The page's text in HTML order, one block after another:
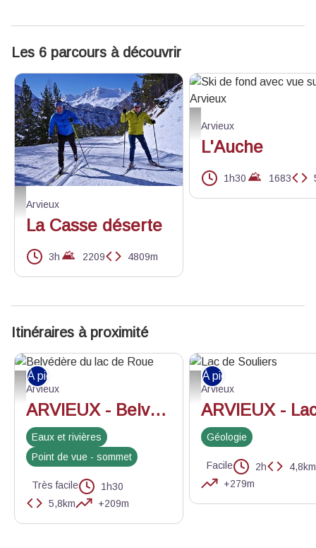
Les 6 parcours à découvrir
Alternatif ou skating ? - ©Norman Lancelot
Arvieux
La Casse déserte
3h 2209 4809m
Ski de fond avec vue sur
Arvieux
L'Auche
1h30 1683
Itinéraires à proximité
Belvédère du lac de Roue - ©M. Berger - CDRP 05
À pied
Arvieux
ARVIEUX - Belvédères du lac de Roue
Eaux et rivières
Point de vue - sommet
Très facile
1h30
5,8km
+209m
Lac de Souliers - ©Benjamin
À pied
Arvieux
Géologie
Facile 2h
4,8km
+279m